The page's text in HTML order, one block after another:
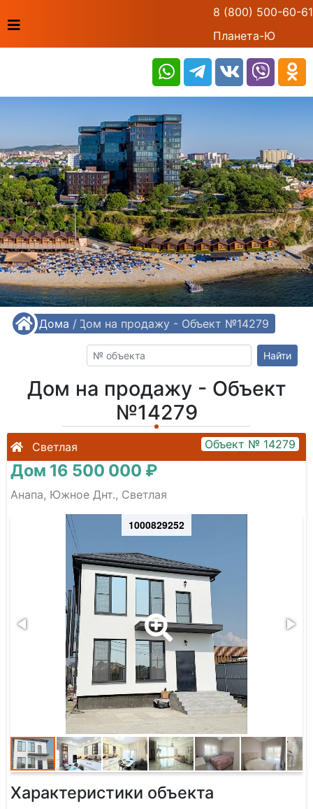
8 (800) 500-60-61
Планета-Ю
/ Дома / Дом на продажу - Объект №14279
Найти
Дом на продажу - Объект
№14279
Светлая Объект № 14279
Дом 16 500 000 ₽
Анапа, Южное Днт., Светлая
1000829252
Характеристики объекта